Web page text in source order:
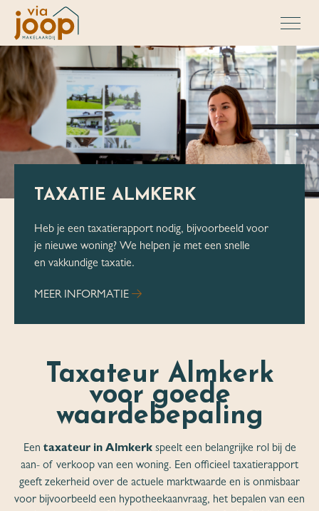
TAXATIE ALMKERK
Heb je een taxatierapport nodig, bijvoorbeeld voor
je nieuwe woning? We helpen je met een snelle
en vakkundige taxatie.
MEER INFORMATIE
Taxateur Almkerk
voor goede
waardebepaling
Een taxateur in Almkerkspeelt een belangrijke rol bij de
aan- of verkoop van een woning. Een officieel taxatierapport
geeft zekerheid over de actuele marktwaarde en is onmisbaar
voor bijvoorbeeld een hypotheekaanvraag, het bepalen van een